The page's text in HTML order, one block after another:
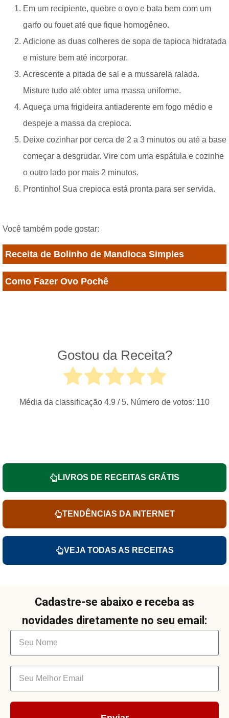
Em um recipiente, quebre o ovo e bata bem com um
garfo ou fouet até que fique homogêneo.
Adicione as duas colheres de sopa de tapioca hidratada
e misture bem até incorporar.
Acrescente a pitada de sal e a mussarela ralada.
Misture tudo até obter uma massa uniforme.
Aqueça uma frigideira antiaderente em fogo médio e
despeje a massa da crepioca.
Deixe cozinhar por cerca de 2 a 3 minutos ou até a base
começar a desgrudar. Vire com uma espátula e cozinhe
o outro lado por mais 2 minutos.
Prontinho! Sua crepioca está pronta para ser servida.
Você também pode gostar:
Receita de Bolinho de Mandioca Simples
Como Fazer Ovo Pochê
Gostou da Receita?
Média da classificação 4.9 / 5. Número de votos: 110
LIVROS DE RECEITAS GRÁTIS
TENDÊNCIAS DA INTERNET
VEJA TODAS AS RECEITAS
Cadastre-se abaixo e receba as
novidades diretamente no seu email: